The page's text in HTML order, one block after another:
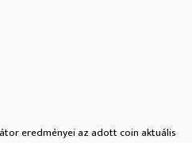
eredményei az adott coin aktuális